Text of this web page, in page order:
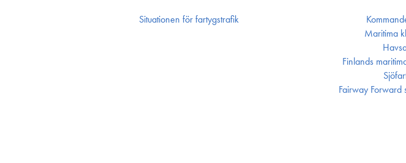
Situationen för fartygstrafik
Maritima
Finlands
Fairway